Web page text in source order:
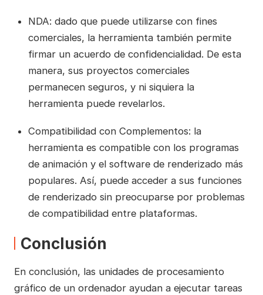
NDA: dado que puede utilizarse con fines
comerciales, la herramienta también permite
firmar un acuerdo de confidencialidad. De esta
manera, sus proyectos comerciales
permanecen seguros, y ni siquiera la
herramienta puede revelarlos.
Compatibilidad con Complementos: la
herramienta es compatible con los programas
de animación y el software de renderizado más
populares. Así, puede acceder a sus funciones
de renderizado sin preocuparse por problemas
de compatibilidad entre plataformas.
Conclusión
En conclusión, las unidades de procesamiento
gráfico de un ordenador ayudan a ejecutar tareas